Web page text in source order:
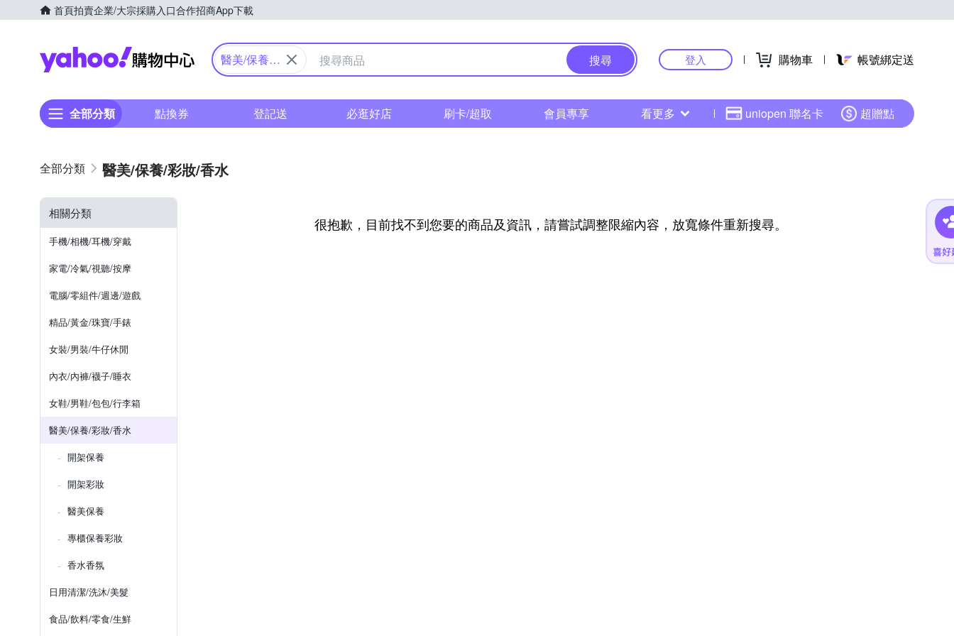
首頁拍賣企業/大宗採購入口合作招商App下載
Yahoo購物中心
醫美/保養/
搜尋 登入 購物車 帳號綁定送
全部分類 點換券 登記送 必逛好店 刷卡/超取 會員專享 看更多 uniopen 聯名卡 超贈點
醫美/保養/彩妝/香水
相關分類
手機/相機/耳機/穿戴
家電/冷氣/視聽/按摩
電腦/零組件/週邊/遊戲
精品/黃金/珠寶/手錶
女裝/男裝/牛仔休閒
內衣/內褲/襪子/睡衣
女鞋/男鞋/包包/行李箱
醫美/保養/彩妝/香水
開架保養
開架彩妝
醫美保養
專櫃保養彩妝
香水香氛
日用清潔/洗沐/美髮
食品/飲料/零食/生鮮
很抱歉，目前找不到您要的商品及資訊，請嘗試調整限縮內容，放寬條件重新搜尋。